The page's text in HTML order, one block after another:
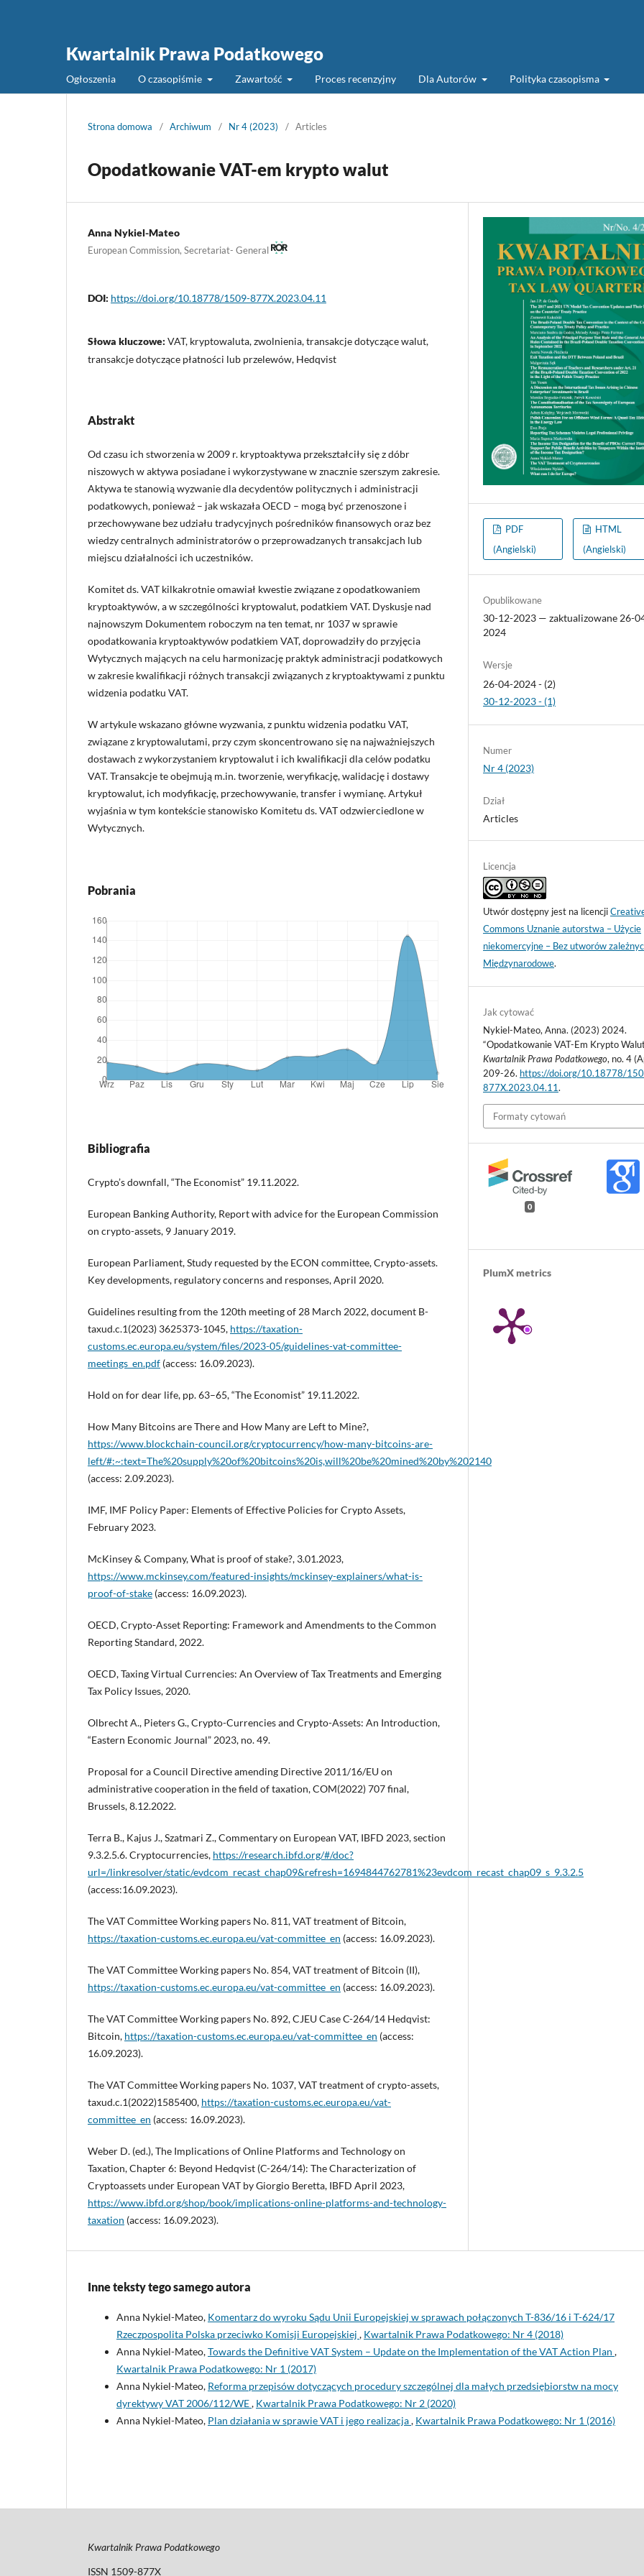
Kwartalnik Prawa Podatkowego
Ogłoszenia O czasopiśmie Zawartość Proces recenzyjny Dla Autorów Polityka czasopisma
Strona domowa / Archiwum / Nr 4 (2023) / Articles
Opodatkowanie VAT-em krypto walut
Anna Nykiel-Mateo
European Commission, Secretariat- General
DOI: https://doi.org/10.18778/1509-877X.2023.04.11
Słowa kluczowe: VAT, kryptowaluta, zwolnienia, transakcje dotyczące walut,
transakcje dotyczące płatności lub przelewów, Hedqvist
Abstrakt
Od czasu ich stworzenia w 2009 r. kryptoaktywa przekształciły się z dóbr
niszowych w aktywa posiadane i wykorzystywane w znacznie szerszym zakresie.
Aktywa te stanowią wyzwanie dla decydentów politycznych i administracji
podatkowych, ponieważ – jak wskazała OECD – mogą być przenoszone i
przechowywane bez udziału tradycyjnych pośredników finansowych oraz bez
wiedzy centralnych administratorów o przeprowadzanych transakcjach lub
miejscu działalności ich uczestników.
Komitet ds. VAT kilkakrotnie omawiał kwestie związane z opodatkowaniem
kryptoaktywów, a w szczególności kryptowalut, podatkiem VAT. Dyskusje nad
najnowszym Dokumentem roboczym na ten temat, nr 1037 w sprawie
opodatkowania kryptoaktywów podatkiem VAT, doprowadziły do przyjęcia
Wytycznych mających na celu harmonizację praktyk administracji podatkowych
w zakresie kwalifikacji różnych transakcji związanych z kryptoaktywami z punktu
widzenia podatku VAT.
W artykule wskazano główne wyzwania, z punktu widzenia podatku VAT,
związane z kryptowalutami, przy czym skoncentrowano się na najważniejszych
dostawach z wykorzystaniem kryptowalut i ich kwalifikacji dla celów podatku
VAT. Transakcje te obejmują m.in. tworzenie, weryfikację, walidację i dostawy
kryptowalut, ich modyfikację, przechowywanie, transfer i wymianę. Artykuł
wyjaśnia w tym kontekście stanowisko Komitetu ds. VAT odzwierciedlone w
Wytycznych.
Pobrania
Bibliografia
Crypto’s downfall, “The Economist” 19.11.2022.
European Banking Authority, Report with advice for the European Commission
on crypto-assets, 9 January 2019.
European Parliament, Study requested by the ECON committee, Crypto-assets.
Key developments, regulatory concerns and responses, April 2020.
Guidelines resulting from the 120th meeting of 28 March 2022, document B-
taxud.c.1(2023) 3625373-1045, https://taxation-
customs.ec.europa.eu/system/files/2023-05/guidelines-vat-committee-
meetings_en.pdf (access: 16.09.2023).
Hold on for dear life, pp. 63–65, “The Economist” 19.11.2022.
How Many Bitcoins are There and How Many are Left to Mine?,
https://www.blockchain-council.org/cryptocurrency/how-many-bitcoins-are-
left/#:~:text=The%20supply%20of%20bitcoins%20is,will%20be%20mined%20by%202140
(access: 2.09.2023).
IMF, IMF Policy Paper: Elements of Effective Policies for Crypto Assets,
February 2023.
McKinsey & Company, What is proof of stake?, 3.01.2023,
https://www.mckinsey.com/featured-insights/mckinsey-explainers/what-is-
proof-of-stake (access: 16.09.2023).
OECD, Crypto-Asset Reporting: Framework and Amendments to the Common
Reporting Standard, 2022.
OECD, Taxing Virtual Currencies: An Overview of Tax Treatments and Emerging
Tax Policy Issues, 2020.
Olbrecht A., Pieters G., Crypto-Currencies and Crypto-Assets: An Introduction,
“Eastern Economic Journal” 2023, no. 49.
Proposal for a Council Directive amending Directive 2011/16/EU on
administrative cooperation in the field of taxation, COM(2022) 707 final,
Brussels, 8.12.2022.
Terra B., Kajus J., Szatmari Z., Commentary on European VAT, IBFD 2023, section
9.3.2.5.6. Cryptocurrencies, https://research.ibfd.org/#/doc?
url=/linkresolver/static/evdcom_recast_chap09&refresh=1694844762781%23evdcom_recast_chap09_s_9.3.2.5
(access:16.09.2023).
The VAT Committee Working papers No. 811, VAT treatment of Bitcoin,
https://taxation-customs.ec.europa.eu/vat-committee_en (access: 16.09.2023).
The VAT Committee Working papers No. 854, VAT treatment of Bitcoin (II),
https://taxation-customs.ec.europa.eu/vat-committee_en (access: 16.09.2023).
The VAT Committee Working papers No. 892, CJEU Case C-264/14 Hedqvist:
Bitcoin, https://taxation-customs.ec.europa.eu/vat-committee_en (access:
16.09.2023).
The VAT Committee Working papers No. 1037, VAT treatment of crypto-assets,
taxud.c.1(2022)1585400, https://taxation-customs.ec.europa.eu/vat-
committee_en (access: 16.09.2023).
Weber D. (ed.), The Implications of Online Platforms and Technology on
Taxation, Chapter 6: Beyond Hedqvist (C-264/14): The Characterization of
Cryptoassets under European VAT by Giorgio Beretta, IBFD April 2023,
https://www.ibfd.org/shop/book/implications-online-platforms-and-technology-
taxation (access: 16.09.2023).
PDF
(Angielski)
HTML
(Angielski)
Opublikowane
30-12-2023 — zaktualizowane 26-
2024
Wersje
26-04-2024 - (2)
30-12-2023 - (1)
Numer
Nr 4 (2023)
Dział
Articles
Licencja
Utwór dostępny jest na licencji
Commons Uznanie autorstwa – Użycie
niekomercyjne – Bez utworów
Międzynarodowe.
Jak cytować
Nykiel-Mateo, Anna. (2023) 2024.
“Opodatkowanie VAT-Em Krypto
Kwartalnik Prawa Podatkowego, no. 4
209-26. https://doi.org/10.18778/
877X.2023.04.11.
Formaty cytowań
0
PlumX metrics
Inne teksty tego samego autora
Anna Nykiel-Mateo, Komentarz do wyroku Sądu Unii Europejskiej w sprawach połączonych T-836/16 i T-624/17
Rzeczpospolita Polska przeciwko Komisji Europejskiej , Kwartalnik Prawa Podatkowego: Nr 4 (2018)
Anna Nykiel-Mateo,Towards the Definitive VAT System – Update on the Implementation of the VAT Action Plan ,
Kwartalnik Prawa Podatkowego: Nr 1 (2017)
Anna Nykiel-Mateo, Reforma przepisów dotyczących procedury szczególnej dla małych przedsiębiorstw na mocy
dyrektywy VAT 2006/112/WE, Kwartalnik Prawa Podatkowego: Nr 2 (2020)
Anna Nykiel-Mateo, Plan działania w sprawie VAT i jego realizacja, Kwartalnik Prawa Podatkowego: Nr 1 (2016)
Kwartalnik Prawa Podatkowego
ISSN 1509-877X